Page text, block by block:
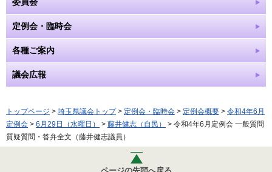
定例会・臨時会
各種ご案内
議会広報
トップページ > 埼玉県議会トップ> 定例会・臨時会 > 定例会概要 > 令和4年6月
定例会 > 6月29日（水曜日） > 藤井健志（自民）
> 令和4年6月定例会 一般質問
質疑質問・答弁全文（藤井健志議員）